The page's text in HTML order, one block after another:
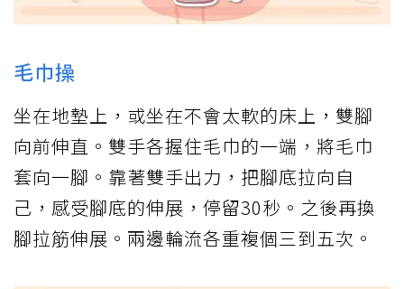
毛巾操
坐在地墊上，或坐在不會太軟的床上，雙腳
向前伸直。雙手各握住毛巾的一端，將毛巾
套向一腳。靠著雙手出力，把腳底拉向自
己，感受腳底的伸展，停留30秒。之後再換
腳拉筋伸展。兩邊輪流各重複個三到五次。